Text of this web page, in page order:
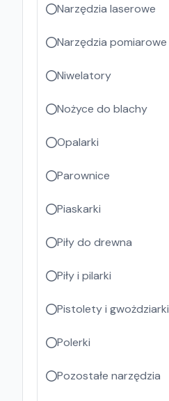
Narzędzia laserowe
Narzędzia pomiarowe
Niwelatory
Nożyce do blachy
Opalarki
Parownice
Piaskarki
Piły do drewna
Piły i pilarki
Pistolety i gwożdziarki
Polerki
Pozostałe narzędzia